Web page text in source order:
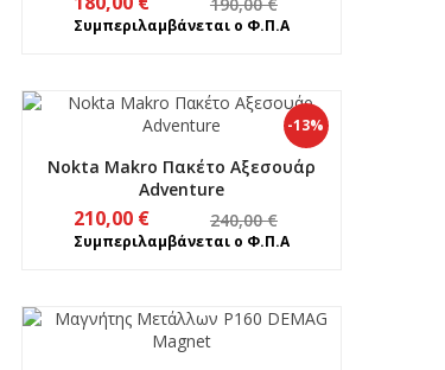
priceτρέχουσα
180,00 €.
Συμπεριλαμβάνεται ο Φ.Π.Α
-13%
Nokta Makro Πακέτο Αξεσουάρ
Adventure
240,00€
Original
price
210,00 €
τρέχουσα
210,00 €.
Συμπεριλαμβάνεται ο Φ.Π.Α